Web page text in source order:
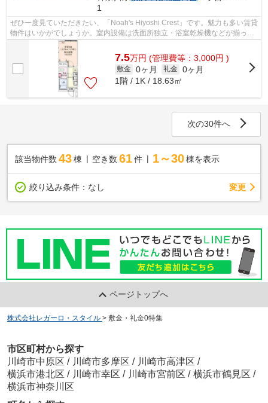
1
ぜひ一度見ていただきたい、「Noah's Hiyoshi Crest」です。魅力も多い賃貸
物件はいかがでしょうか。室内設備は洗面所独立・浴室乾燥機などが揃って
いるので、快適に過ごしやすいお部...
7.5万円 (管理費等：3,000円 )
敷金 0ヶ月 礼金 0ヶ月
1階 / 1K / 18.63㎡
次の30件へ
該当物件数 43棟 空き数 61 件 1～30 棟を表示
絞り込み条件： なし 変更
ページトップへ
株式会社レガーロ・スタイル > 敷金・礼金0特集
市区町村から探す
川崎市中原区 / 川崎市多摩区 / 川崎市高津区 /
横浜市港北区 / 川崎市幸区 / 川崎市宮前区 / 横浜市鶴見区 /
横浜市神奈川区